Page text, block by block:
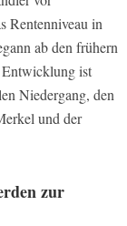
Rentenniveau in
ab den frühern
Entwicklung ist
Niedergang, den
und der
zur